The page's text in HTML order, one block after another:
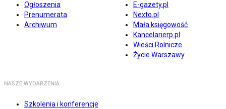
Ogłoszenia
Prenumerata
Archiwum
E-gazety.pl
Nexto.pl
Mała księgowość
Kancelarierp.pl
Wieści Rolnicze
Życie Warszawy
NASZE WYDARZENIA
Szkolenia i konferencje